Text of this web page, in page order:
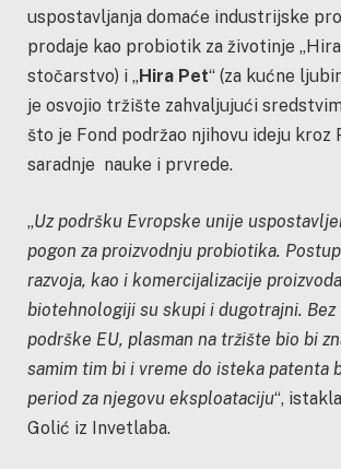
uspostavljanja domaće industrijske
prodaje kao probiotik za životinje „Hira
stočarstvo) i „ Hira Pet“ (za kućne
je osvojio tržište zahvaljujući
što je Fond podržao njihovu ideju kroz
saradnje nauke i prvrede.
„Uz podršku Evropske unije
pogon za proizvodnju probiotika.
razvoja, kao i komercijalizacije
biotehnologiji su skupi i dugotrajni. Bez
podrške EU, plasman na tržište bio bi
samim tim bi i vreme do isteka patenta
period za njegovu eksploataciju“,
Golić iz Invetlaba.